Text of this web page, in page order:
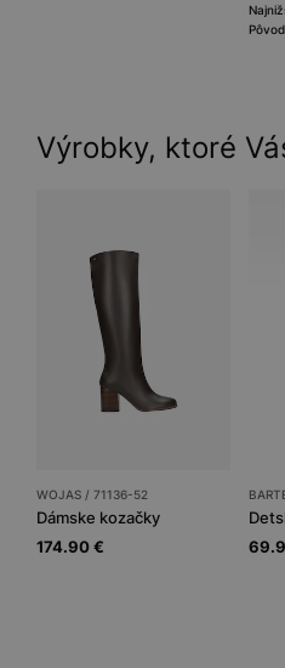
Výrobky, ktoré
WOJAS / 71136-52
Dámske kozačky
174.90 €